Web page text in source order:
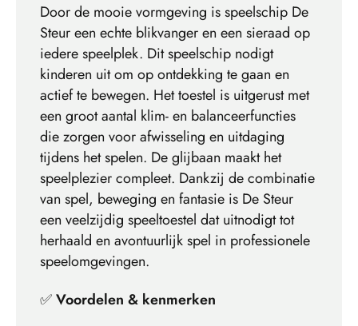
Door de mooie vormgeving is speelschip De
Steur een echte blikvanger en een sieraad op
iedere speelplek. Dit speelschip nodigt
kinderen uit om op ontdekking te gaan en
actief te bewegen. Het toestel is uitgerust met
een groot aantal klim- en balanceerfuncties
die zorgen voor afwisseling en uitdaging
tijdens het spelen. De glijbaan maakt het
speelplezier compleet. Dankzij de combinatie
van spel, beweging en fantasie is De Steur
een veelzijdig speeltoestel dat uitnodigt tot
herhaald en avontuurlijk spel in professionele
speelomgevingen.
✅Voordelen & kenmerken